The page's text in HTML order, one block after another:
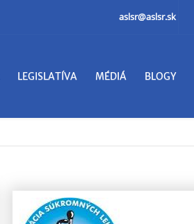
aslsr@aslsr.sk
LEGISLATÍVA MÉDIÁ BLOGY